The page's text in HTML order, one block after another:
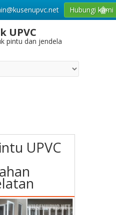
UPVC
pintu dan jendela
UPVC
Hubungi kami